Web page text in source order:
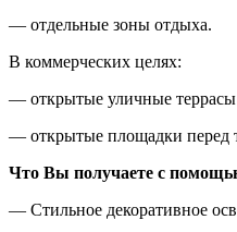
— отдельные зоны отдыха.
В коммерческих целях:
— открытые уличные террасы
— открытые площадки перед
Что Вы получаете с
— Стильное декоративное